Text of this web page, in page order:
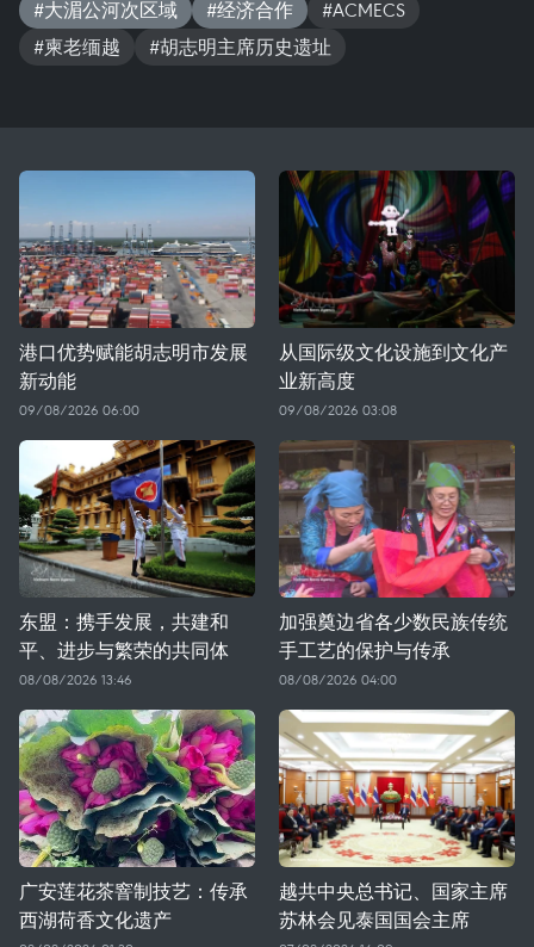
#大湄公河次区域 #经济合作
#ACMECS
#柬老缅越
#胡志明主席历史遗址
港口优势赋能胡志明市发展
新动能
09/08/2026 06:00
从国际级文化设施到文化产
业新高度
09/08/2026 03:08
东盟：携手发展，共建和
平、进步与繁荣的共同体
08/08/2026 13:46
加强奠边省各少数民族传统
手工艺的保护与传承
08/08/2026 04:00
广安莲花茶窨制技艺：传承
西湖荷香文化遗产
越共中央总书记、国家主席
苏林会见泰国国会主席